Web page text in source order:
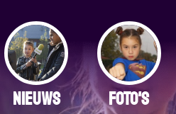
NIEUWS FOTO'S